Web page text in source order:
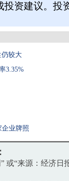
投资建议。投
仍较大
3.35%
业牌照
或“来源：经济日